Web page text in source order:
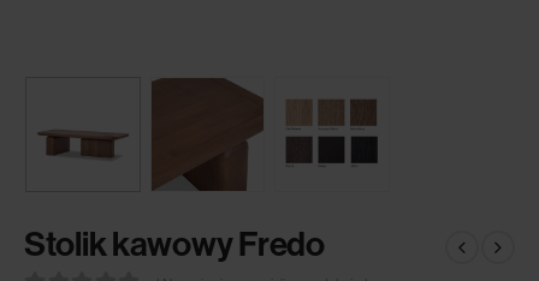
Stolik kawowy Fredo